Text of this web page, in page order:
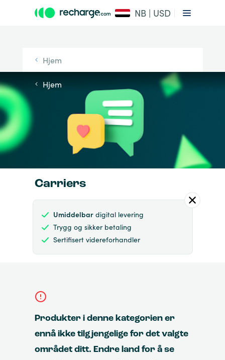
NB | USD
Hjem
Hjem
Carriers
Umiddelbardigital levering
Trygg og sikker betaling
Sertifisert videreforhandler
Produkter i denne kategorien er
ennå ikke tilgjengelige for det valgte
området ditt. Endre land for å se